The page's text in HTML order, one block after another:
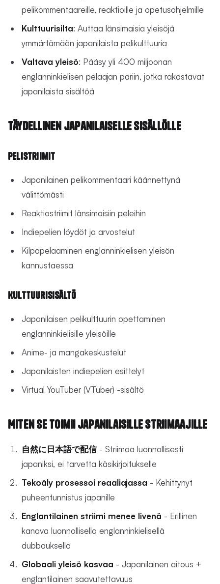
pelikommentaareille, reaktioille ja opetusohjelmille
Kulttuurisilta: Auttaa länsimaisia yleisöjä
ymmärtämään japanilaista pelikulttuuria
Valtava yleisö: Pääsy yli 400 miljoonan
englanninkielisen pelaajan pariin, jotka rakastavat
japanilaista sisältöä
Täydellinen japanilaiselle sisällölle
Pelistriimit
Japanilainen pelikommentaari käännettynä
välittömästi
Reaktiostriimit länsimaisiin peleihin
Indiepelien löydöt ja arvostelut
Kilpapelaaminen englanninkielisen yleisön
kannustaessa
Kulttuurisisältö
Japanilaisen pelikulttuurin opettaminen
englanninkielisille yleisöille
Anime- ja mangakeskustelut
Japanilaisten indiepelien esittelyt
Virtual YouTuber (VTuber) -sisältö
Miten se toimii japanilaisille striimaajille
自然に日本語で配信- Striimaa luonnollisesti
japaniksi, ei tarvetta käsikirjoitukselle
Tekoäly prosessoi reaaliajassa - Kehittynyt
puheentunnistus japanille
Englantilainen striimi menee livenä - Erillinen
kanava luonnollisella englanninkielisellä
dubbauksella
Globaali yleisö kasvaa - Japanilainen aitous +
englantilainen saavutettavuus